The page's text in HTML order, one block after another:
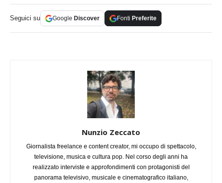
Seguici su Google Discover Fonti Preferite
Nunzio Zeccato
Giornalista freelance e content creator, mi occupo di spettacolo,
televisione, musica e cultura pop. Nel corso degli anni ha
realizzato interviste e approfondimenti con protagonisti del
panorama televisivo, musicale e cinematografico italiano,